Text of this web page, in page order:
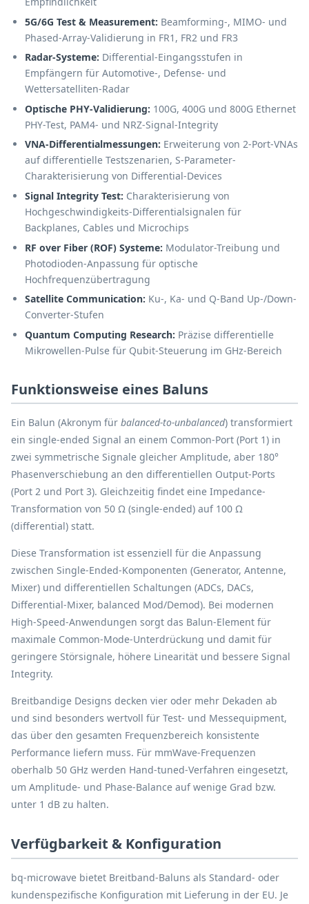
5G/6G Test & Measurement: Beamforming-, MIMO- und
Phased-Array-Validierung in FR1, FR2 und FR3
Radar-Systeme: Differential-Eingangsstufen in
Empfängern für Automotive-, Defense- und
Wettersatelliten-Radar
Optische PHY-Validierung: 100G, 400G und 800G Ethernet
PHY-Test, PAM4- und NRZ-Signal-Integrity
VNA-Differentialmessungen: Erweiterung von 2-Port-VNAs
auf differentielle Testszenarien, S-Parameter-
Charakterisierung von Differential-Devices
Signal Integrity Test: Charakterisierung von
Hochgeschwindigkeits-Differentialsignalen für
Backplanes, Cables und Microchips
RF over Fiber (ROF) Systeme: Modulator-Treibung und
Photodioden-Anpassung für optische
Hochfrequenzübertragung
Satellite Communication: Ku-, Ka- und Q-Band Up-/Down-
Converter-Stufen
Quantum Computing Research: Präzise differentielle
Mikrowellen-Pulse für Qubit-Steuerung im GHz-Bereich
Funktionsweise eines Baluns
Ein Balun (Akronym für balanced-to-unbalanced) transformiert
ein single-ended Signal an einem Common-Port (Port 1) in
zwei symmetrische Signale gleicher Amplitude, aber 180°
Phasenverschiebung an den differentiellen Output-Ports
(Port 2 und Port 3). Gleichzeitig findet eine Impedance-
Transformation von 50 Ω (single-ended) auf 100 Ω
(differential) statt.
Diese Transformation ist essenziell für die Anpassung
zwischen Single-Ended-Komponenten (Generator, Antenne,
Mixer) und differentiellen Schaltungen (ADCs, DACs,
Differential-Mixer, balanced Mod/Demod). Bei modernen
High-Speed-Anwendungen sorgt das Balun-Element für
maximale Common-Mode-Unterdrückung und damit für
geringere Störsignale, höhere Linearität und bessere Signal
Integrity.
Breitbandige Designs decken vier oder mehr Dekaden ab
und sind besonders wertvoll für Test- und Messequipment,
das über den gesamten Frequenzbereich konsistente
Performance liefern muss. Für mmWave-Frequenzen
oberhalb 50 GHz werden Hand-tuned-Verfahren eingesetzt,
um Amplitude- und Phase-Balance auf wenige Grad bzw.
unter 1 dB zu halten.
Verfügbarkeit & Konfiguration
bq-microwave bietet Breitband-Baluns als Standard- oder
kundenspezifische Konfiguration mit Lieferung in der EU. Je